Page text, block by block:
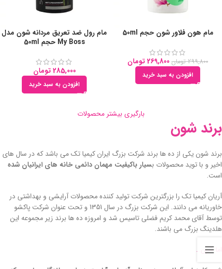
مام هون فلاور شون حجم 50ml
299,800 تومان 269,800 تومان
افزودن به سبد خرید
مام رول ضد تعریق مردانه شون مدل
My Boss حجم 50ml
285,000 تومان
افزودن به سبد خرید
بارگیری بیشتر محصولات
برند شون
برند شون یکی از ده ها برند شرکت بزرگ ایران کیمیا تک می باشد که در سال های
اخیر و با توید محصولات بسیار باکیفیت مهمان دائمی خانه های ایرانیان شده
است.
آریان کیمیا تک را بزرگترین شرکت تولید کننده محصولات آرایشی و بهداشتی در
خاوریانه می دانند. این شرکت بزرگ در سال 1351 و تحت عنوان شرکت پاکشو
توسط آقای محمد کریم فضلی تاسیس شد و امروزه ده ها برند زیر مجموعه این
هلدینگ بزرگ می باشند.
اما شون…